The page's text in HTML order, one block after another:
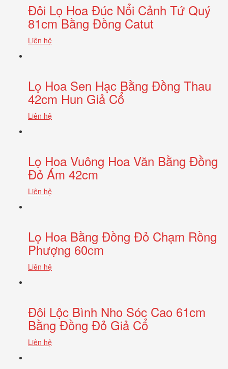
Đôi Lọ Hoa Đúc Nổi Cảnh Tứ Quý
81cm Bằng Đồng Catut
Liên hệ
Lọ Hoa Sen Hạc Bằng Đồng Thau
42cm Hun Giả Cổ
Liên hệ
Lọ Hoa Vuông Hoa Văn Bằng Đồng
Đỏ Ám 42cm
Liên hệ
Lọ Hoa Bằng Đồng Đỏ Chạm Rồng
Phượng 60cm
Liên hệ
Đôi Lộc Bình Nho Sóc Cao 61cm
Bằng Đồng Đỏ Giả Cổ
Liên hệ